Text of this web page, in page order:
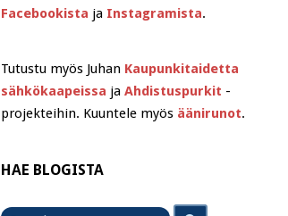
Facebookista ja Instagramista.
Tutustu myös Juhan Kaupunkitaidetta
sähkökaapeissa ja Ahdistuspurkit -
projekteihin. Kuuntele myös äänirunot.
HAE BLOGISTA